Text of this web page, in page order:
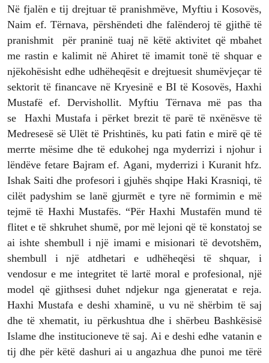
Në fjalën e tij drejtuar të pranishmëve, Myftiu i Kosovës,
Naim ef. Tërnava, përshëndeti dhe falënderoj të gjithë të
pranishmit për praninë tuaj në këtë aktivitet që mbahet
me rastin e kalimit në Ahiret të imamit tonë të shquar e
njëkohësisht edhe udhëheqësit e drejtuesit shumëvjeçar të
sektorit të financave në Kryesinë e BI të Kosovës, Haxhi
Mustafë ef. Dervishollit. Myftiu Tërnava më pas tha
se Haxhi Mustafa i përket brezit të parë të nxënësve të
Medresesë së Ulët të Prishtinës, ku pati fatin e mirë që të
merrte mësime dhe të edukohej nga myderrizi i njohur i
lëndëve fetare Bajram ef. Agani, myderrizi i Kuranit hfz.
Ishak Saiti dhe profesori i gjuhës shqipe Haki Krasniqi, të
cilët padyshim se lanë gjurmët e tyre në formimin e më
tejmë të Haxhi Mustafës. “Për Haxhi Mustafën mund të
flitet e të shkruhet shumë, por më lejoni që të konstatoj se
ai ishte shembull i një imami e misionari të devotshëm,
shembull i një atdhetari e udhëheqësi të shquar, i
vendosur e me integritet të lartë moral e profesional, një
model që gjithsesi duhet ndjekur nga gjeneratat e reja.
Haxhi Mustafa e deshi xhaminë, u vu në shërbim të saj
dhe të xhematit, iu përkushtua dhe i shërbeu Bashkësisë
Islame dhe institucioneve të saj. Ai e deshi edhe vatanin e
tij dhe për këtë dashuri ai u angazhua dhe punoi me tërë